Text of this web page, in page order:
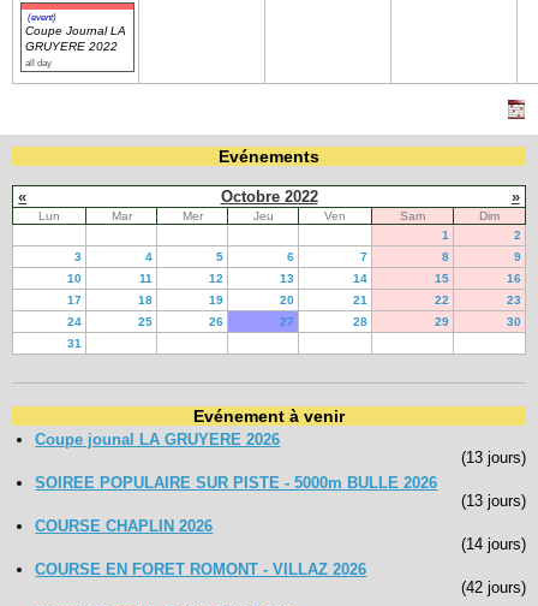
(event)
Coupe Journal LA
GRUYERE 2022
all day
Evénements
« Octobre 2022 »
Lun Mar Mer Jeu Ven Sam
Dim
1
2
3
4 5 6 7 8
9
10
11 12 13 14 15
16
17
18 19 20 21 22
23
24
25 26 27 28 29
30
31
Evénement à venir
Coupe jounal LA GRUYERE 2026
(13 jours)
SOIREE POPULAIRE SUR PISTE - 5000m BULLE 2026
(13 jours)
COURSE CHAPLIN 2026
(14 jours)
COURSE EN FORET ROMONT - VILLAZ 2026
(42 jours)